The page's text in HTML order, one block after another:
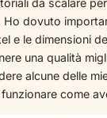
da scalare
Ho dovuto
e le dimensioni
una qualità
alcune delle
come